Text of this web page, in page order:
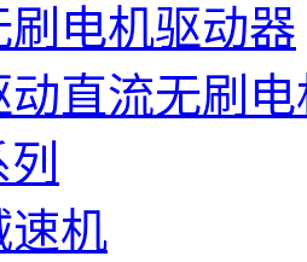
刷电机驱动器
动直流无刷电
速机